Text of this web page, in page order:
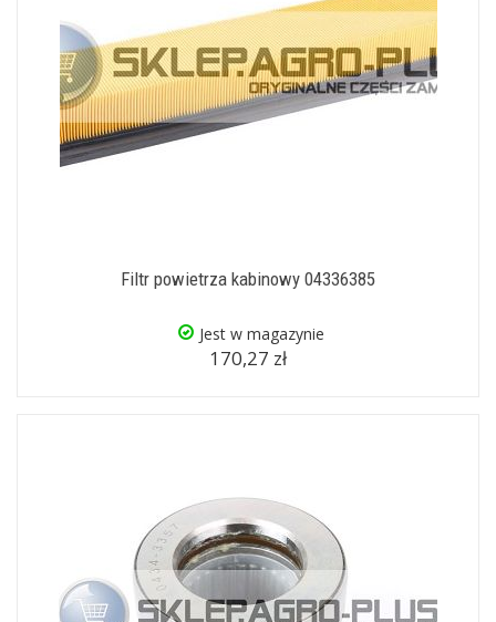
Filtr powietrza kabinowy 04336385
Jest w magazynie
170,27 zł